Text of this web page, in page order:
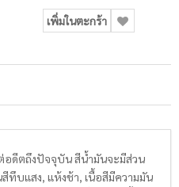
เพิ่มในตะกร้า
อดีตถึงปัจจุบัน สีน้ำมันจะมีส่วน
ทึบแสง, แห้งช้า, เนื้อสีมีความมัน